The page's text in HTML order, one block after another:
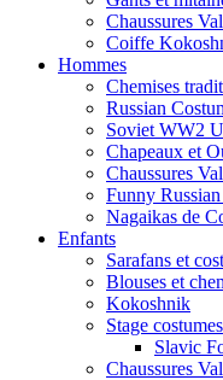
Chaussures
Coiffe
Hommes
Chemises
Russian
Soviet WW2
Chapeaux et
Chaussures
Funny
Nagaikas de
Enfants
Sarafans et
Blouses et
Kokoshnik
Stage costumes
Slavic
Chaussures